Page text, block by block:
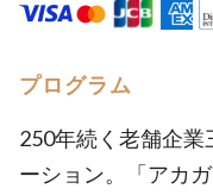
プログラム
250年続く老舗企
ーション。「アカ